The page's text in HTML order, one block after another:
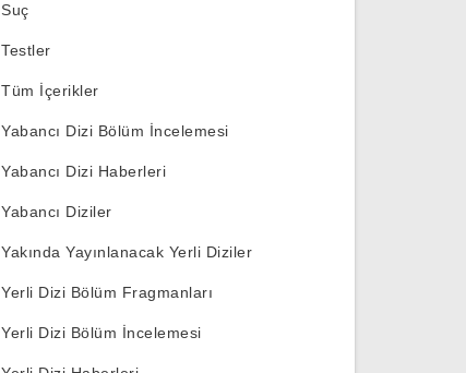
Suç
Testler
Tüm İçerikler
Yabancı Dizi Bölüm İncelemesi
Yabancı Dizi Haberleri
Yabancı Diziler
Yakında Yayınlanacak Yerli Diziler
Yerli Dizi Bölüm Fragmanları
Yerli Dizi Bölüm İncelemesi